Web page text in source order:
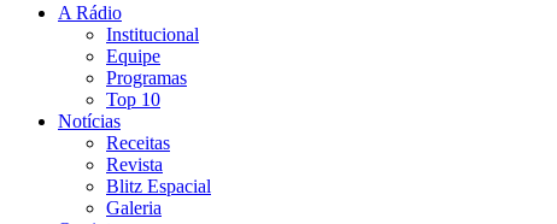
A Rádio
Institucional
Equipe
Programas
Top 10
Notícias
Receitas
Revista
Blitz Espacial
Galeria